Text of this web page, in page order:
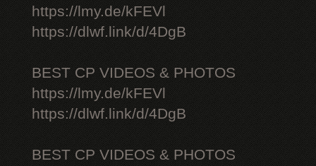
https://lmy.de/kFEVl
https://dlwf.link/d/4DgB
BEST CP VIDEOS & PHOTOS
https://lmy.de/kFEVl
https://dlwf.link/d/4DgB
BEST CP VIDEOS & PHOTOS